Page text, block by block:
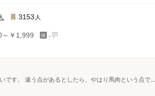
人 3153 人
～￥1,999 -
です。 違う点があるとしたら、やはり馬肉という点で...